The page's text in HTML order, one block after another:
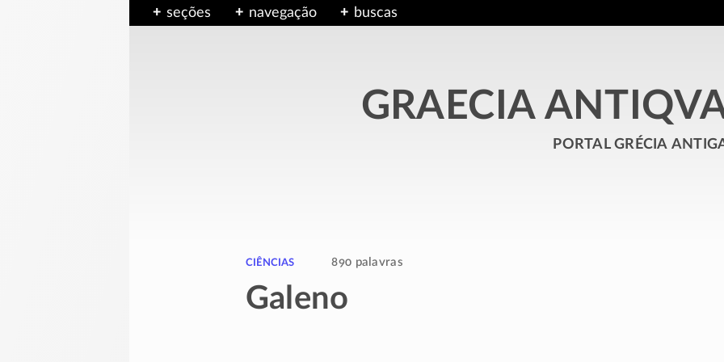
seções navegação buscas
GRAECIA
portal grécia
ciências 890 palavras
Galeno